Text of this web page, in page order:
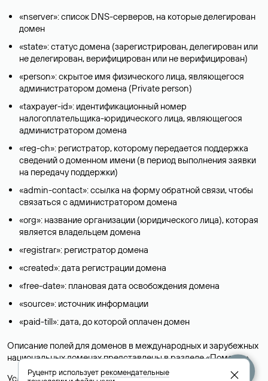
«nserver»: список DNS-серверов, на которые делегирован
домен
«state»: статус домена (зарегистрирован, делегирован или
не делегирован, верифицирован или не верифицирован)
«person»: скрытое имя физического лица, являющегося
администратором домена (Privatе person)
«taxpayer-id»: идентификационный номер
налогоплательщика-юридического лица, являющегося
администратором домена
«reg-ch»: регистратор, которому передается поддержка
сведений о доменном имени (в период выполнения заявки
на передачу поддержки)
«admin-contact»: ссылка на форму обратной связи, чтобы
связаться с администратором домена
«org»: название организации (юридического лица), которая
является владельцем домена
«registrar»: регистратор домена
«created»: дата регистрации домена
«free-date»: плановая дата освобождения домена
«source»: источник информации
«paid-till»: дата, до которой оплачен домен
Описание полей для доменов в международных и зарубежных
национальных доменах представлены в разделе «Помощь».
Условия использования Whois-сервиса
Руцентр используетрекомендательные